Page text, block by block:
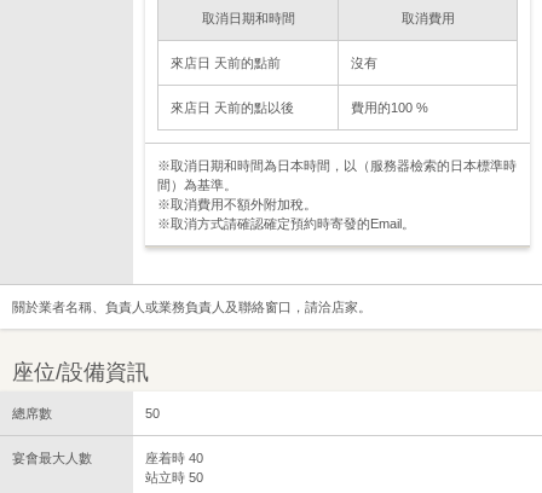
取消日期和時間 取消費用
來店日 天前的點前 沒有
來店日 天前的點以後 費用的100 %
※取消日期和時間為日本時間，以（服務器檢索的日本標準時
間）為基準。
※取消費用不額外附加稅。
※取消方式請確認確定預約時寄發的Email。
關於業者名稱、負責人或業務負責人及聯絡窗口，請洽店家。
座位/設備資訊
總席數 50
宴會最大人數
座着時 40
站立時 50